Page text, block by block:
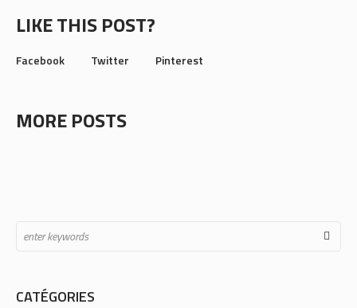
LIKE THIS POST?
Facebook Twitter Pinterest
MORE POSTS
CATÉGORIES